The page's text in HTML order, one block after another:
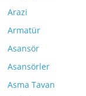
Arazi
Armatür
Asansör
Asansörler
Asma Tavan